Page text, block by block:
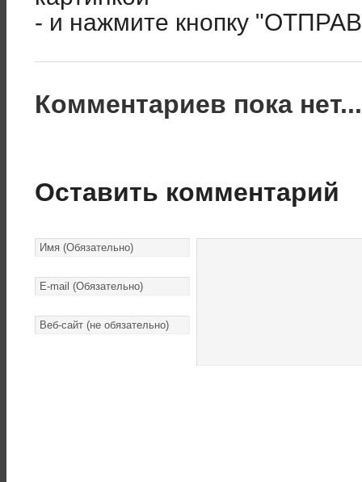
- и нажмите кнопку
Комментариев пока
Оставить комментарий